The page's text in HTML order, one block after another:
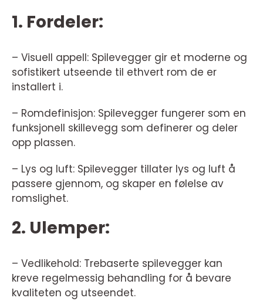
1. Fordeler:
– Visuell appell: Spilevegger gir et moderne og
sofistikert utseende til ethvert rom de er
installert i.
– Romdefinisjon: Spilevegger fungerer som en
funksjonell skillevegg som definerer og deler
opp plassen.
– Lys og luft: Spilevegger tillater lys og luft å
passere gjennom, og skaper en følelse av
romslighet.
2. Ulemper:
– Vedlikehold: Trebaserte spilevegger kan
kreve regelmessig behandling for å bevare
kvaliteten og utseendet.